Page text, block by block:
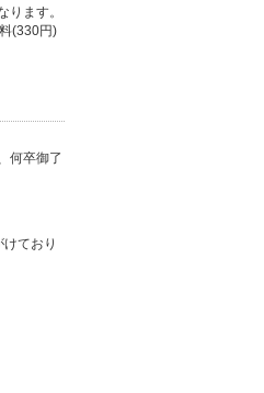
ます。
(330円)
何卒御了
ており